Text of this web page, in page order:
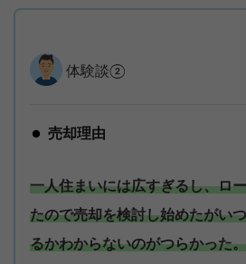
体験談②
売却理由
一人住まいには広すぎるし、ロ
たので売却を検討し始めたがい
るかわからないのがつらかった。